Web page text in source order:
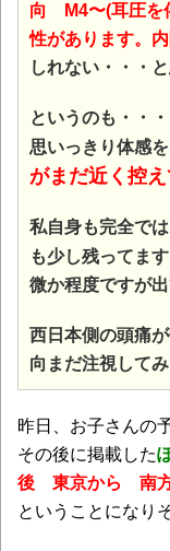
向 M4〜(耳圧を
性があります。
しれない・・・
というのも・・
思いっきり体感
がまだ近く控
私自身も完全で
も少し残ってま
微か程度ですが出
西日本側の頭痛
向まだ注視して
昨日、お子さんの
その後に掲載した
後 東京から 南
ということになり